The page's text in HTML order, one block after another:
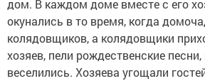
дом. В каждом доме вместе с его
окунались в то время, когда
колядовщиков, а колядовщики
хозяев, пели рождественские песни,
веселились. Хозяева угощали